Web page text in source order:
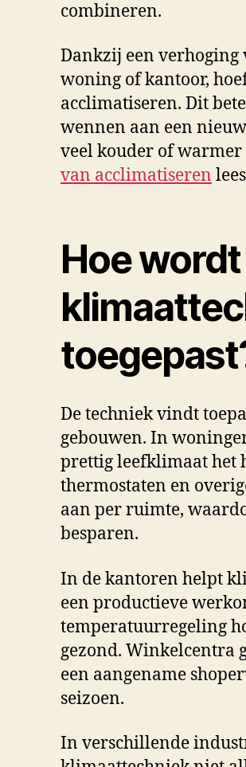
combineren.
Dankzij een verhoging
woning of kantoor,
acclimatiseren. Dit
wennen aan een
veel kouder of
van acclimatiseren
Hoe wordt
De techniek vindt
gebouwen. In
prettig leefklimaat het
thermostaten en
aan per ruimte,
besparen.
In de kantoren helpt
een productieve
temperatuurregeling
gezond. Winkelcentra
een aangename
seizoen.
In verschillende